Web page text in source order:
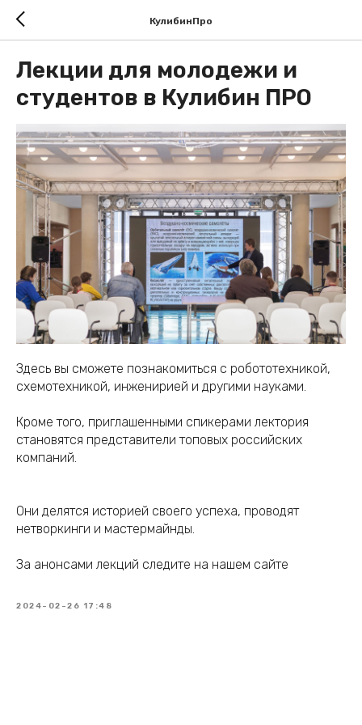
КулибинПро
Лекции для молодежи и
студентов в Кулибин ПРО
Здесь вы сможете познакомиться с робототехникой,
схемотехникой, инженирией и другими науками.
Кроме того, приглашенными спикерами лектория
становятся представители топовых российских
компаний.
Они делятся историей своего успеха, проводят
нетворкинги и мастермайнды.
За анонсами лекций следите на нашем сайте
2024-02-26 17:48